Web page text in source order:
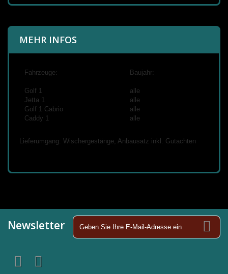
MEHR INFOS
Fahrzeuge: Baujahr:
Golf 1
Jetta 1
Golf 1 Cabrio
Caddy 1
alle
alle
alle
alle
Lieferumgang: Wischergestänge, Anbausatz inkl. Gutachten
Newsletter